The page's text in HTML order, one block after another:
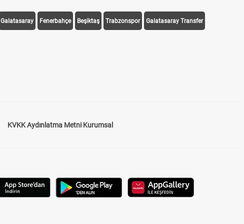
Galatasaray Fenerbahçe Beşiktaş Trabzonspor Galatasaray Transfer
KVKK Aydınlatma Metni Kurumsal